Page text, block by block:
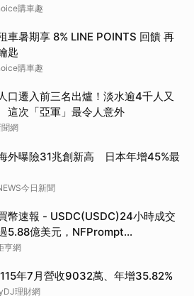
購車趣
車暑期享 8% LINE POINTS 回饋 再
匙
購車趣
口遷入前三名出爐！淡水逾4千人又
次「亞軍」最令人意外
網
外曝險31兆創新高 日本年增45%最
今日新聞
幣速報 - USDC(USDC)24小時成交
5.88億美元，NFPrompt
小時漲幅達66.2%
亨網
年7月營收9032萬、年增35.82%
理財網